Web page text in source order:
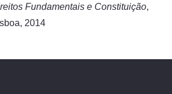
Fundamentais e Constituição,
2014